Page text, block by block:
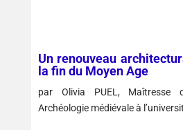
Un renouveau
la fin du Moyen Age
par Olivia PUEL, Maîtresse
Archéologie médiévale à